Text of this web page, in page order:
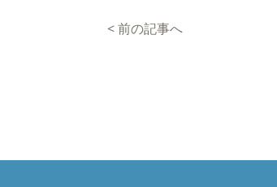
<前の記事へ